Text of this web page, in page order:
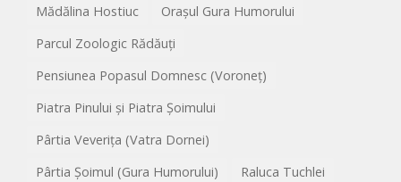
Mădălina Hostiuc
Orașul Gura Humorului
Parcul Zoologic Rădăuți
Pensiunea Popasul Domnesc (Voroneț)
Piatra Pinului și Piatra Șoimului
Pârtia Veverița (Vatra Dornei)
Pârtia Șoimul (Gura Humorului)
Raluca Tuchlei